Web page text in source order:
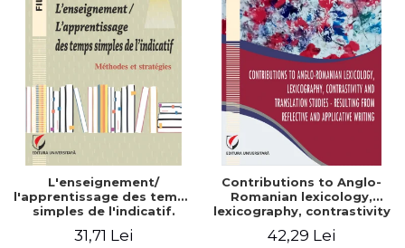
L'enseignement/
l'apprentissage des temps
simples de l'indicatif.
31,71 Lei
Contributions to Anglo-
Romanian lexicology,
lexicography, contrastivity
Resulting from reflective
42,29 Lei